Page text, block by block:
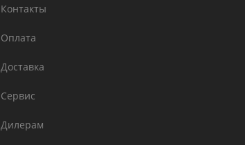
Контакты
Оплата
Доставка
Сервис
Дилерам